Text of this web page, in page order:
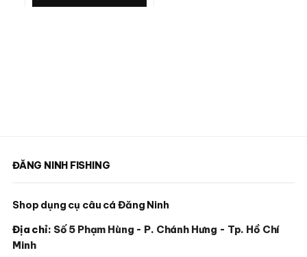
ĐĂNG NINH FISHING
Shop dụng cụ câu cá Đăng Ninh
Địa chỉ: Số 5 Phạm Hùng - P. Chánh Hưng - Tp. Hồ Chí
Minh